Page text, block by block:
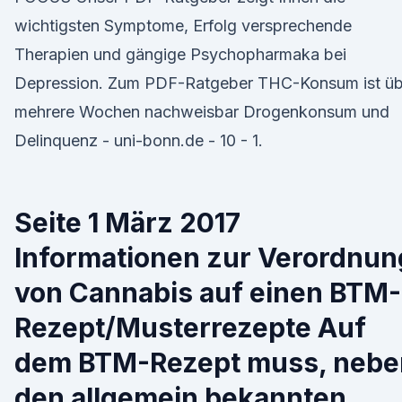
wichtigsten Symptome, Erfolg versprechende
Therapien und gängige Psychopharmaka bei
Depression. Zum PDF-Ratgeber THC-Konsum ist
mehrere Wochen nachweisbar Drogenkonsum und
Delinquenz - uni-bonn.de - 10 - 1.
Seite 1 März 2017
Informationen zur
von Cannabis auf einen BTM-
Rezept/Musterrezepte Auf
dem BTM-Rezept muss,